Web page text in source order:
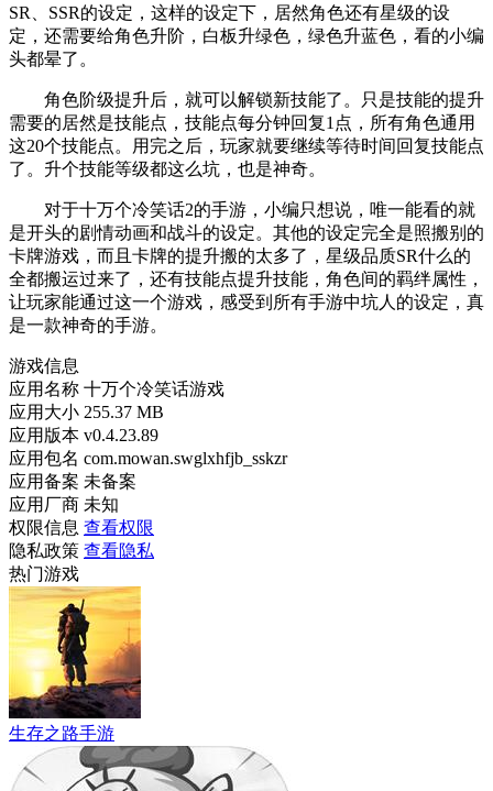
SR、SSR的设定，这样的设定下，居然角色还有星级的设
定，还需要给角色升阶，白板升绿色，绿色升蓝色，看的小编
头都晕了。
角色阶级提升后，就可以解锁新技能了。只是技能的提升
需要的居然是技能点，技能点每分钟回复1点，所有角色通用
这20个技能点。用完之后，玩家就要继续等待时间回复技能点
了。升个技能等级都这么坑，也是神奇。
对于十万个冷笑话2的手游，小编只想说，唯一能看的就
是开头的剧情动画和战斗的设定。其他的设定完全是照搬别的
卡牌游戏，而且卡牌的提升搬的太多了，星级品质SR什么的
全都搬运过来了，还有技能点提升技能，角色间的羁绊属性，
让玩家能通过这一个游戏，感受到所有手游中坑人的设定，真
是一款神奇的手游。
游戏信息
应用名称 十万个冷笑话游戏
应用大小 255.37 MB
应用版本 v0.4.23.89
应用包名 com.mowan.swglxhfjb_sskzr
应用备案 未备案
应用厂商 未知
权限信息 查看权限
隐私政策 查看隐私
热门游戏
生存之路手游